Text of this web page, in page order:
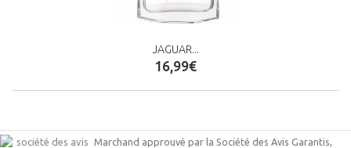
JAGUAR...
16,99€
Marchand approuvé par la Société des Avis Garantis,